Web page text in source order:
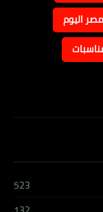
مصر اليوم
523